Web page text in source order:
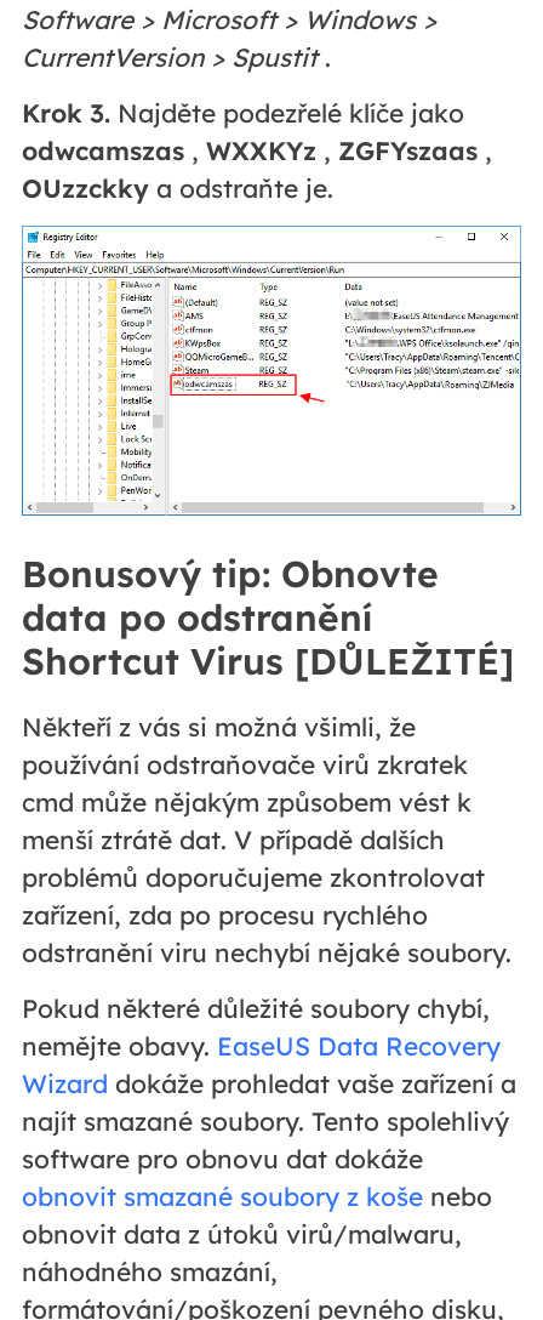
Software > Microsoft > Windows >
CurrentVersion > Spustit.
Krok 3.Najděte podezřelé klíče jako
odwcamszas, WXXKYz , ZGFYszaas,
OUzzckkya odstraňte je.
Bonusový tip: Obnovte
data po odstranění
Shortcut Virus [DŮLEŽITÉ]
Někteří z vás si možná všimli, že
používání odstraňovače virů zkratek
cmd může nějakým způsobem vést k
menší ztrátě dat. V případě dalších
problémů doporučujeme zkontrolovat
zařízení, zda po procesu rychlého
odstranění viru nechybí nějaké soubory.
Pokud některé důležité soubory chybí,
nemějte obavy. EaseUS Data Recovery
Wizard dokáže prohledat vaše zařízení a
najít smazané soubory. Tento spolehlivý
software pro obnovu dat dokáže
obnovit smazané soubory z košenebo
obnovit data z útoků virů/malwaru,
náhodného smazání,
formátování/poškození pevného disku,